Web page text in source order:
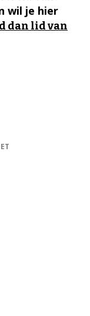
wil je hier
dan lid van